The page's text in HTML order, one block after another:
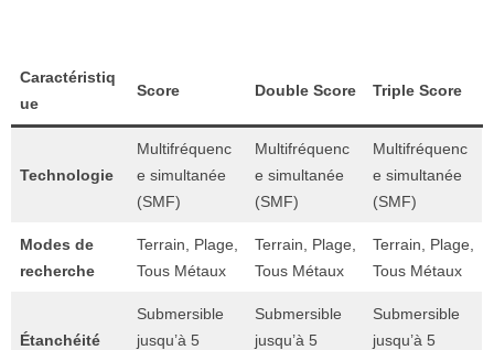
Caractéristiq
ue
Score Double Score Triple Score
Technologie
Multifréquenc
e simultanée
(SMF)
Multifréquenc
e simultanée
(SMF)
Multifréquenc
e simultanée
(SMF)
Modes de
recherche
Terrain, Plage,
Tous Métaux
Terrain, Plage,
Tous Métaux
Terrain, Plage,
Tous Métaux
Étanchéité
Submersible
jusqu’à 5
Submersible
jusqu’à 5
Submersible
jusqu’à 5